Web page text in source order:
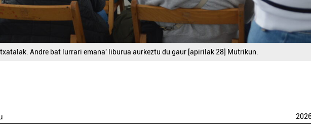
Andre bat lurrari emana' liburua aurkeztu du gaur [apirilak 28] Mutrikun.